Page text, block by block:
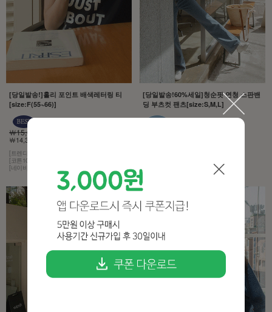
[당일발송!]홀리 포인트 배색레터링 티
[size:F(55~66)]
￦15,000
￦14,300 5%
[트렌디한 감성]
[코튼100% 소재]
[네이비 컬러에 화이트 레터링]
[당일발송!60%세일]청순핏 연청 스판밴
딩 부츠컷 팬츠[size:S,M,L]
[컬러는 4계절 내내 사랑받는 연청]